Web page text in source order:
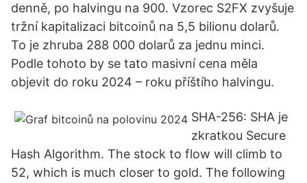
denně, po halvingu na 900. Vzorec S2FX zvyšuje
tržní kapitalizaci bitcoinů na 5,5 bilionu dolarů.
To je zhruba 288 000 dolarů za jednu minci.
Podle tohoto by se tato masivní cena měla
objevit do roku 2024 – roku příštího halvingu.
SHA-256: SHA je
zkratkou Secure
Hash Algorithm. The stock to flow will climb to
52, which is much closer to gold. The following